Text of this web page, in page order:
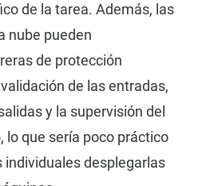
de la tarea. Además, las
nube pueden
de protección
de las entradas,
y la supervisión del
que sería poco práctico
individuales desplegarlas